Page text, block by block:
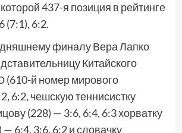
437-я позиция в рейтинге
(7:1), 6:2.
финалу Вера Лапко
Китайского
й номер мирового
6:2, чешскую теннисистку
(228) — 3:6, 6:4, 6:3 хорватку
— 6:4, 3:6, 6:2 и словачку